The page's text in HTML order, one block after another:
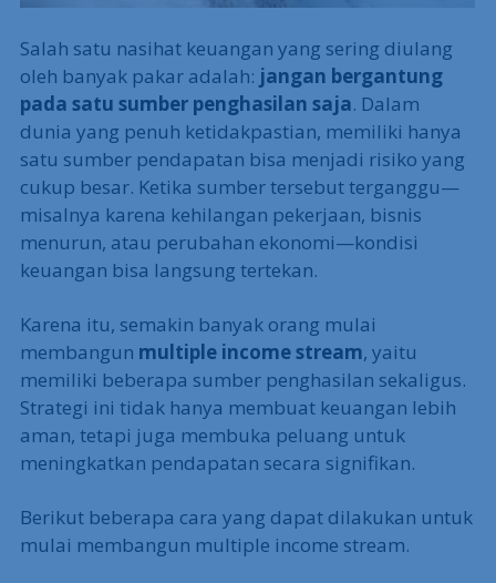
Salah satu nasihat keuangan yang sering diulang
oleh banyak pakar adalah: jangan bergantung
pada satu sumber penghasilan saja. Dalam
dunia yang penuh ketidakpastian, memiliki hanya
satu sumber pendapatan bisa menjadi risiko yang
cukup besar. Ketika sumber tersebut terganggu—
misalnya karena kehilangan pekerjaan, bisnis
menurun, atau perubahan ekonomi—kondisi
keuangan bisa langsung tertekan.
Karena itu, semakin banyak orang mulai
membangun multiple income stream, yaitu
memiliki beberapa sumber penghasilan sekaligus.
Strategi ini tidak hanya membuat keuangan lebih
aman, tetapi juga membuka peluang untuk
meningkatkan pendapatan secara signifikan.
Berikut beberapa cara yang dapat dilakukan untuk
mulai membangun multiple income stream.